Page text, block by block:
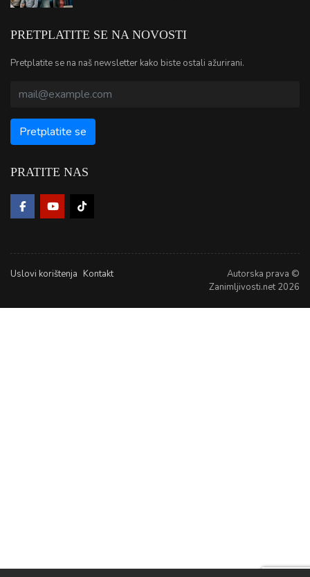
PRETPLATITE SE NA NOVOSTI
Pretplatite se na naš newsletter kako biste ostali ažurirani.
PRATITE NAS
Uslovi korištenja Kontakt
Autorska prava ©
Zanimljivosti.net 2026